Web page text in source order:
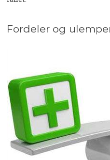
Fordeler og